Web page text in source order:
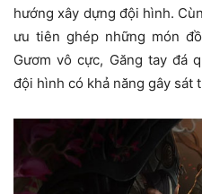
hướng xây dựng đội hình.
ưu tiên ghép những món
Gươm vô cực, Găng tay đá
đội hình có khả năng gây sát